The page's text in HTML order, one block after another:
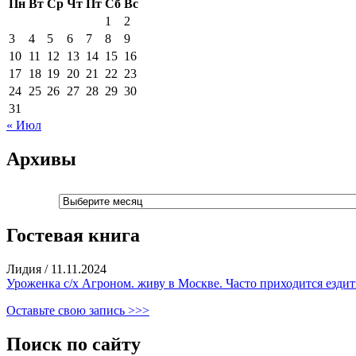
Пн Вт Ср Чт Пт Сб Вс
1
2
3
4 5 6 7 8
9
10 11 12 13 14 15 16
17 18 19 20 21 22 23
24 25 26 27 28 29 30
31
« Июл
Архивы
Гостевая книга
Лидия / 11.11.2024
Уроженка с/х Агроном. живу в Москве. Часто приходится
Оставьте свою запись >>>
Поиск по сайту